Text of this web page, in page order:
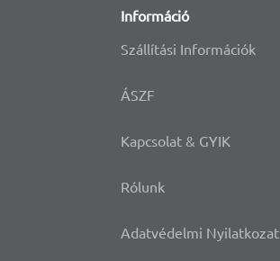
Információ
Szállítási Információk
ÁSZF
Kapcsolat & GYIK
Rólunk
Adatvédelmi Nyilatkozat